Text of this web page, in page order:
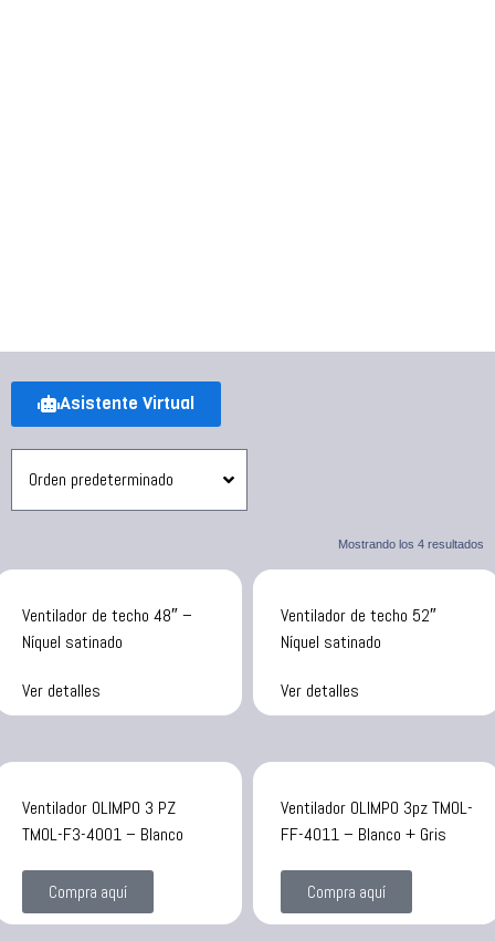
Asistente Virtual
Mostrando los 4 resultados
Ventilador de techo 48″ –
Níquel satinado
Ver detalles
Ventilador de techo 52″
Níquel satinado
Ver detalles
Ventilador OLIMPO 3 PZ
TMOL-F3-4001 – Blanco
Compra aquí
Ventilador OLIMPO 3pz TMOL-
FF-4011 – Blanco + Gris
Compra aquí